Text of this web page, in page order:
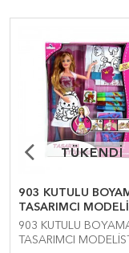
TÜKENDİ
TÜKENDİ
903 KUTULU
TASARIMCI
903 KUTULU
TASARIMCI MODELİST